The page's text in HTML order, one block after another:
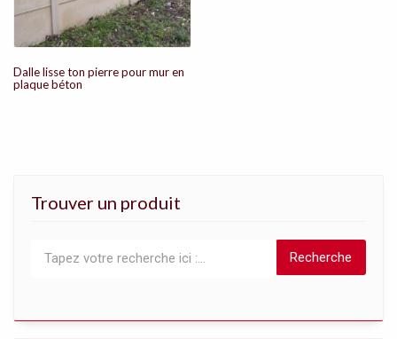
Dalle lisse ton pierre pour mur en
plaque béton
Trouver un produit
Recherche